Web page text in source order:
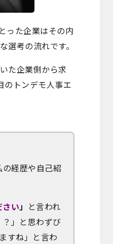
った企業はその内
考の流れです。
た企業側から求
のトンデモ人事エ
経歴や自己紹
い」 と言われ
」と思わずび
すね」と言わ